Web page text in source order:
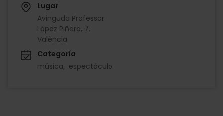
Lugar
Avinguda Professor
López Piñero, 7.
València
Categoría
música
espectáculo